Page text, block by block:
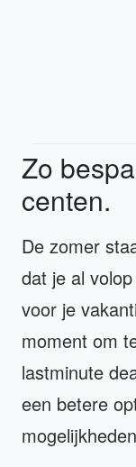
Zo
centen.
De zomer
dat je al
voor je
moment om
lastminute
een betere